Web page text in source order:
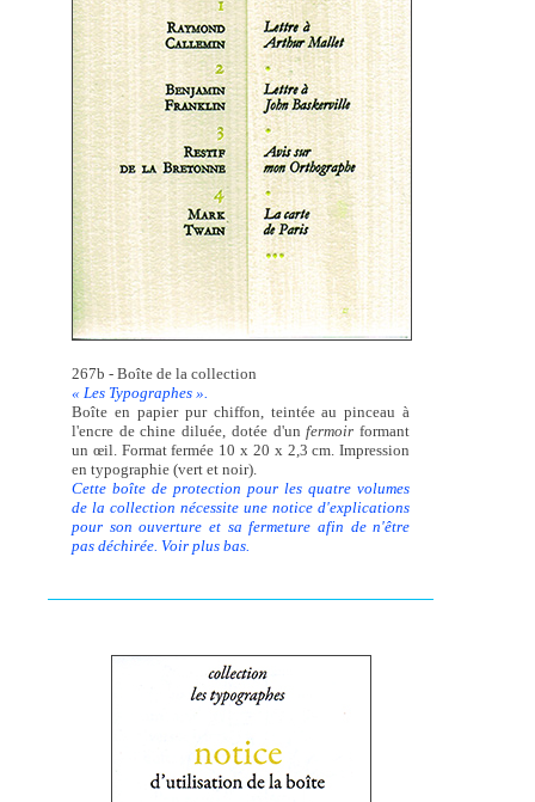
267b - Boîte de la collection
« Les Typographes ».
Boîte en papier pur chiffon, teintée au pinceau à
l'encre de chine diluée, dotée d'unfermoir formant
un œil. Format fermée 10 x 20 x 2,3 cm. Impression
en typographie (vert et noir).
Cette boîte de protection pour les quatre volumes
de la collection nécessite une notice d'explications
pour son ouverture et sa fermeture afin de n'être
pas déchirée. Voir plus bas.